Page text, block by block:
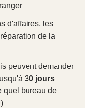
d'affaires, les
de la
peuvent demander
30 jours
quel bureau de